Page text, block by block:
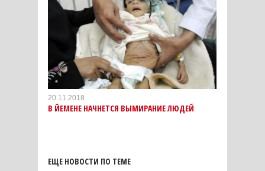
20.11.2018
В ЙЕМЕНЕ НАЧНЕТСЯ ВЫМИРАНИЕ ЛЮДЕЙ
ЕЩЕ НОВОСТИ ПО ТЕМЕ